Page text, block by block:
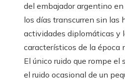
del embajador argentino en
los días transcurren sin las
actividades diplomáticas y
característicos de la época
El único ruido que rompe el
el ruido ocasional de un